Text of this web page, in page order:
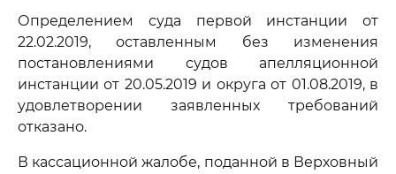
Определением суда первой инстанции от
22.02.2019, оставленным без изменения
постановлениями судов апелляционной
инстанции от 20.05.2019 и округа от 01.08.2019, в
удовлетворении заявленных требований
отказано.
В кассационной жалобе, поданной в Верховный